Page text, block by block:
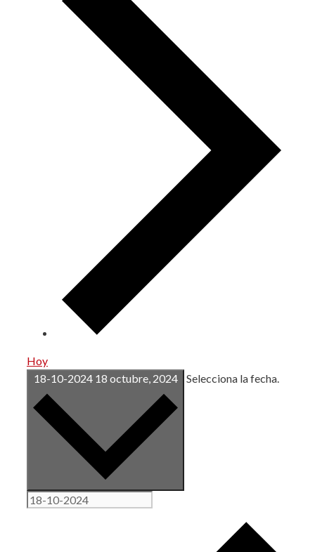
Hoy
18-10-2024 18 octubre, 2024 Selecciona la fecha.